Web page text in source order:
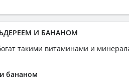
И БАНАНОМ
такими витаминами и
бананом